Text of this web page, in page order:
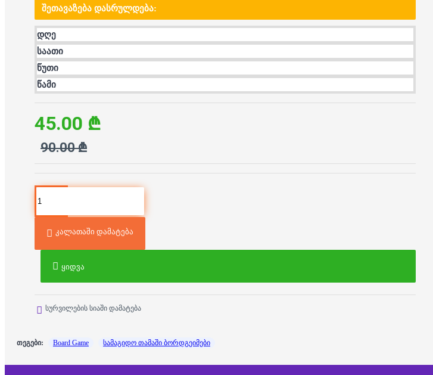
ᲨᲔᲗᲐᲕᲐᲖᲔᲑᲐ ᲓᲐᲡᲠᲣᲚᲓᲔᲑᲐ:
დღე
საათი
წუთი
წამი
45.00 ₾
90.00 ₾
კალათაში დამატება
ყიდვა
სურვილების სიაში დამატება
თეგები: Board Game სამაგიდო თამაში ბორდგეიმები